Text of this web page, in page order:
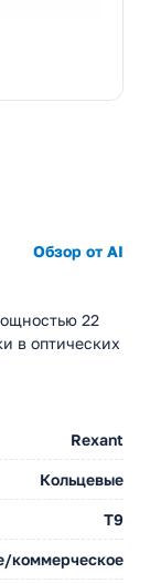
Обзор от AI
22
в оптических
Rexant
Кольцевые
T9
коммерческое